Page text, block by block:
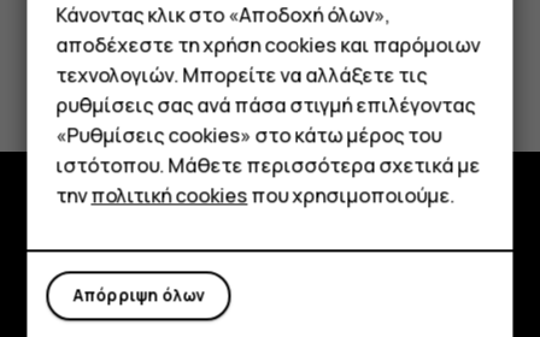
Smartphone
Τηλέφωνα απλής χρήσης
Tablet
Το βρήκατε χρήσιμο;
Ναι Όχι
Πληροφορίες
Κάνοντας κλικ στο «Αποδοχή όλων»,
αποδέχεστε τη χρήση cookies και παρόμοιων
τεχνολογιών. Μπορείτε να αλλάξετε τις
ρυθμίσεις σας ανά πάσα στιγμή επιλέγοντας
«Ρυθμίσεις cookies» στο κάτω μέρος του
ιστότοπου. Μάθετε περισσότερα σχετικά με
τηνπολιτική cookiesπου χρησιμοποιούμε.
Απόρριψη όλων